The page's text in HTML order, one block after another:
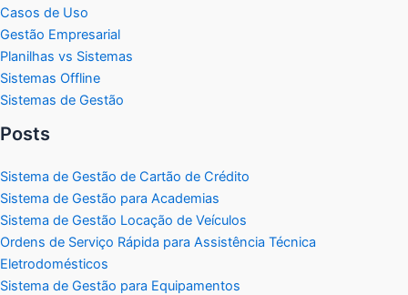
Casos de Uso
Gestão Empresarial
Planilhas vs Sistemas
Sistemas Offline
Sistemas de Gestão
Posts
Sistema de Gestão de Cartão de Crédito
Sistema de Gestão para Academias
Sistema de Gestão Locação de Veículos
Ordens de Serviço Rápida para Assistência Técnica
Eletrodomésticos
Sistema de Gestão para Equipamentos